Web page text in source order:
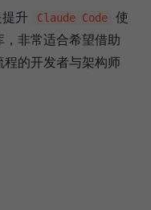
提升 Claude Code
使
非常适合希望借助
的开发者与架构师